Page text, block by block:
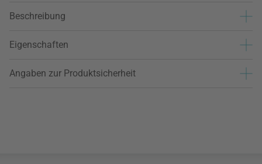
Beschreibung
Eigenschaften
Angaben zur Produktsicherheit